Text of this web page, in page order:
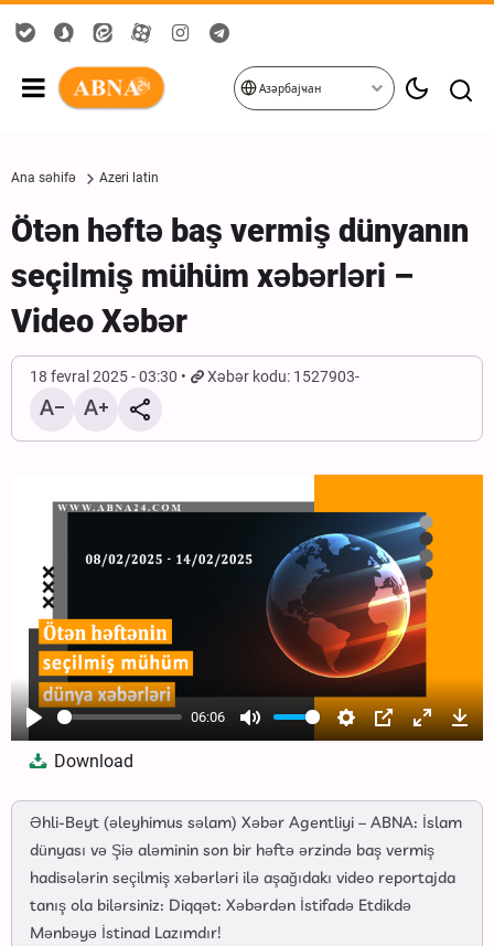
Азәрбајҹан
Ana səhifə Azeri latin
Ötən həftə baş vermiş dünyanın
seçilmiş mühüm xəbərləri –
Video Xəbər
18 fevral 2025 - 03:30 Xəbər kodu: 1527903-
Play
06:06
Mute Settings
PIP Enter
Download
Əhli-Beyt (əleyhimus səlam) Xəbər Agentliyi – ABNA: İslam
dünyası və Şiə aləminin son bir həftə ərzində baş vermiş
hadisələrin seçilmiş xəbərləri ilə aşağıdakı video reportajda
tanış ola bilərsiniz: Diqqət: Xəbərdən İstifadə Etdikdə
Mənbəyə İstinad Lazımdır!